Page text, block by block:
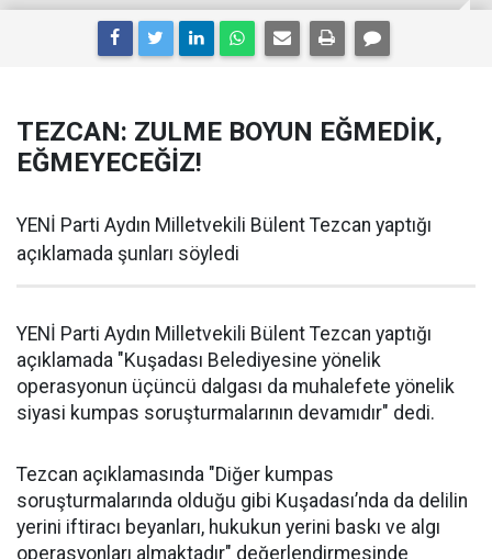
TEZCAN: ZULME BOYUN EĞMEDİK,
EĞMEYECEĞİZ!
YENİ Parti Aydın Milletvekili Bülent Tezcan yaptığı
açıklamada şunları söyledi
YENİ Parti Aydın Milletvekili Bülent Tezcan yaptığı
açıklamada "Kuşadası Belediyesine yönelik
operasyonun üçüncü dalgası da muhalefete yönelik
siyasi kumpas soruşturmalarının devamıdır" dedi.
Tezcan açıklamasında "Diğer kumpas
soruşturmalarında olduğu gibi Kuşadası’nda da delilin
yerini iftiracı beyanları, hukukun yerini baskı ve algı
operasyonları almaktadır" değerlendirmesinde